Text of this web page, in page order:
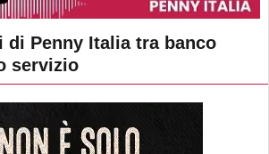
di Penny Italia tra banco
servizio